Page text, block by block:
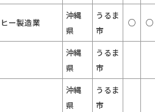
ー製造業
沖縄
県
うるま
市
○ ○
沖縄
県
うるま
市
沖縄
県
うるま
市